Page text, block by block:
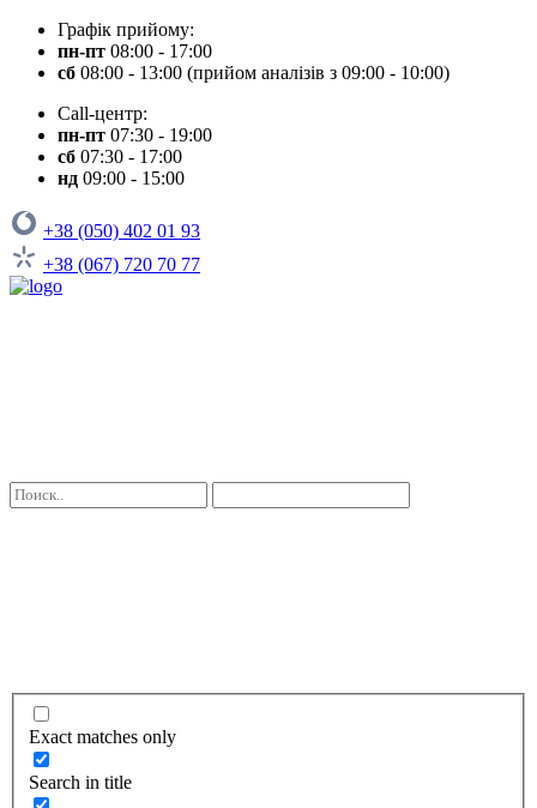
Графік прийому:
пн-пт 08:00 - 17:00
сб 08:00 - 13:00 (прийом аналізів з 09:00 - 10:00)
Call-центр:
пн-пт 07:30 - 19:00
сб 07:30 - 17:00
нд 09:00 - 15:00
+38 (050) 402 01 93
+38 (067) 720 70 77
Exact matches only
Search in title